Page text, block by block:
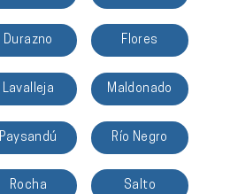
Durazno Flores
Lavalleja Maldonado
Paysandú Río Negro
Rocha Salto